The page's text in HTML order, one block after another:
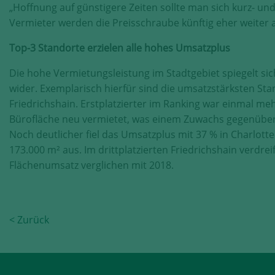
„Hoffnung auf günstigere Zeiten sollte man sich kurz-
Vermieter werden die Preisschraube künftig eher weiter
Top-3 Standorte erzielen alle hohes Umsatzplus
Die hohe Vermietungsleistung im Stadtgebiet spiegelt
wider. Exemplarisch hierfür sind die umsatzstärksten
Friedrichshain. Erstplatzierter im Ranking war einmal
Bürofläche neu vermietet, was einem Zuwachs
Noch deutlicher fiel das Umsatzplus mit 37 % in
173.000 m² aus. Im drittplatzierten Friedrichshain
Flächenumsatz verglichen mit 2018.
< Zurück